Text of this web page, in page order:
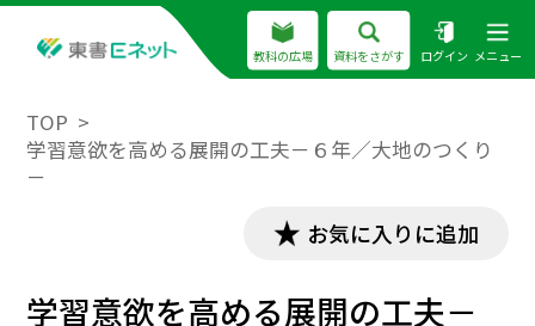
教科の広場 資料をさがす ログイン メニュー
TOP
学習意欲を高める展開の工夫－６年／大地のつくり
－
お気に入りに追加
学習意欲を高める展開の工夫－